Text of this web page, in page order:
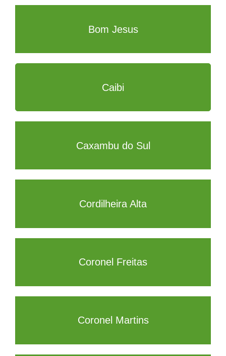
Bom Jesus
Caibi
Caxambu do Sul
Cordilheira Alta
Coronel Freitas
Coronel Martins